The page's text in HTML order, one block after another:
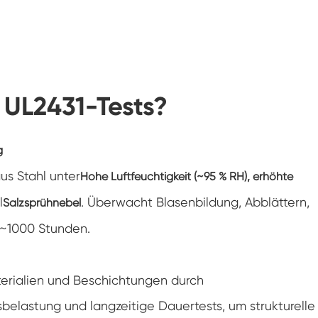
PV-Panel-Prüfgeräte
Kalte Klima kammer
Konditionierung kammer
Tests?
Stahl unterHohe Luftfeuchtigkeit (~95 % RH), erhöhte
Salzsprühnebel. Überwacht Blasenbildung, Abblättern,
Stunden.
und Beschichtungen durch
und langzeitige Dauertests, um strukturelle